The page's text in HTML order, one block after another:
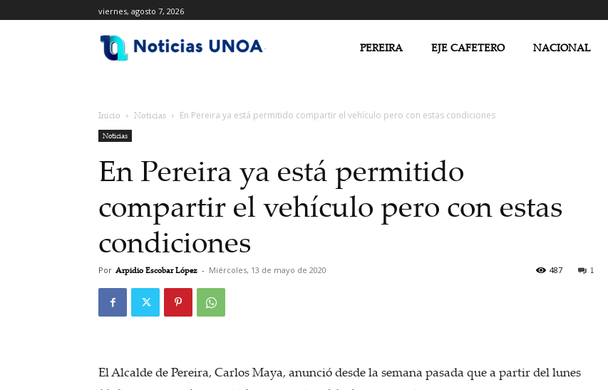
viernes, agosto 7, 2026
PEREIRA EJE CAFETERO NACIONAL
Inicio Noticias En Pereira ya está permitido compartir el vehículo pero con estas condiciones
Noticias
En Pereira ya está permitido
compartir el vehículo pero con estas
condiciones
Por Arpidio Escobar López - Miércoles, 13 de mayo de 2020 1
487
El Alcalde de Pereira, Carlos Maya, anunció desde la semana pasada que a partir del lunes